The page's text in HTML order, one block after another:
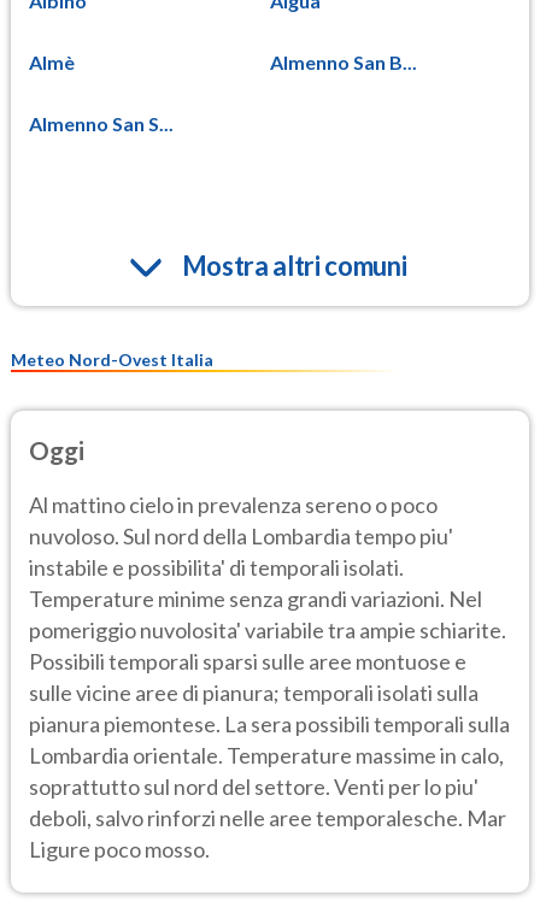
Almè Almenno San B...
Almenno San S...
Mostra altri comuni
Meteo Nord-Ovest Italia
Oggi
Al mattino cielo in prevalenza sereno o poco
nuvoloso. Sul nord della Lombardia tempo piu'
instabile e possibilita' di temporali isolati.
Temperature minime senza grandi variazioni. Nel
pomeriggio nuvolosita' variabile tra ampie schiarite.
Possibili temporali sparsi sulle aree montuose e
sulle vicine aree di pianura; temporali isolati sulla
pianura piemontese. La sera possibili temporali sulla
Lombardia orientale. Temperature massime in calo,
soprattutto sul nord del settore. Venti per lo piu'
deboli, salvo rinforzi nelle aree temporalesche. Mar
Ligure poco mosso.